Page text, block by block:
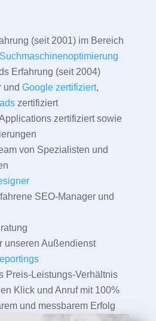
(seit 2001) im Bereich
Suchmaschinenoptimierung
Erfahrung (seit 2004)
und Google zertifiziert,
zertifiziert
zertifiziert sowie
von Spezialisten und
SEO-Manager und
unseren Außendienst
Preis-Leistungs-Verhältnis
Klick und Anruf mit 100%
und messbarem Erfolg